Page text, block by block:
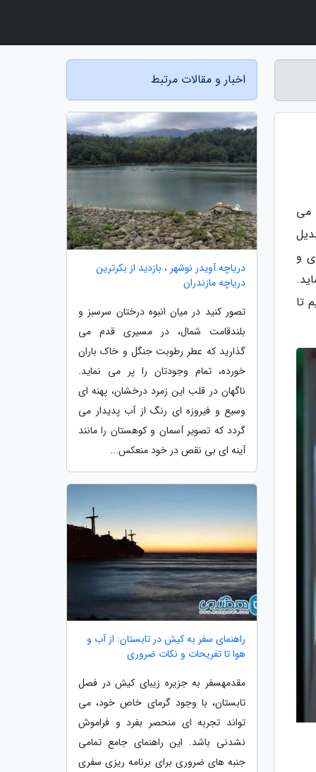
می
و
تا
اخبار و مقالات مرتبط
دریاچه آویدر نوشهر ، بازدید از بکرترین
دریاچه مازندران
تصور کنید در میان انبوه درختان سرسبز و
بلندقامت شمال، در مسیری قدم می
گذارید که عطر رطوبت جنگل و خاک باران
خورده، تمام وجودتان را پر می نماید.
ناگهان در قلب این زمرد درخشان، پهنه ای
وسیع و فیروزه ای رنگ از آب پدیدار می
گردد که تصویر آسمان و کوهستان را مانند
آینه ای بی نقص در خود منعکس...
راهنمای سفر به کیش در تابستان: از آب و
هوا تا تفریحات و نکات ضروری
مقدمهسفر به جزیره زیبای کیش در فصل
تابستان، با وجود گرمای خاص خود، می
تواند تجربه ای منحصر بفرد و فراموش
نشدنی باشد. این راهنمای جامع تمامی
جنبه های ضروری برای برنامه ریزی سفری